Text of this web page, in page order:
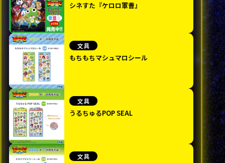
シネすた『ケロロ軍曹』
文具
もちもちマシュマロシール
文具
うるちゅるPOP SEAL
文具